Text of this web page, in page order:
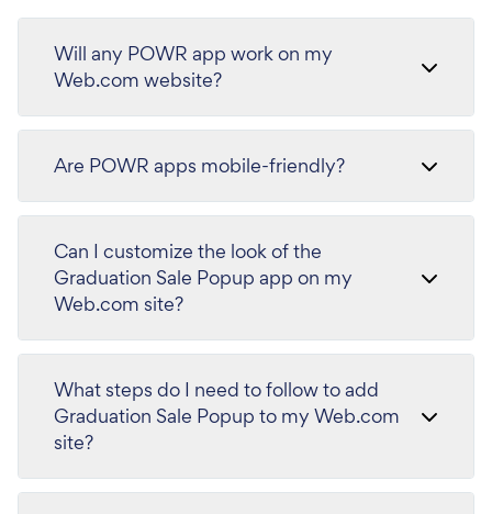
Will any POWR app work on my
Web.com website?
Are POWR apps mobile-friendly?
Can I customize the look of the
Graduation Sale Popup app on my
Web.com site?
What steps do I need to follow to add
Graduation Sale Popup to my Web.com
site?